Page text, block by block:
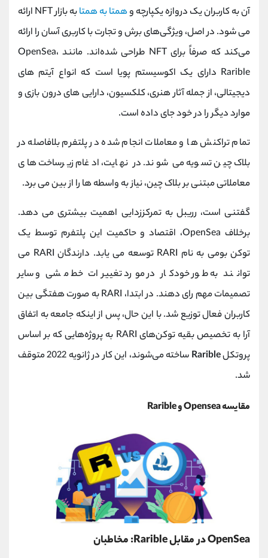
آن به کاربران یک دروازه یکپارچه وهمتا به همتا
به بازار NFT ارائه
می شود. در اصل، ویژگی‌های برش و تجارت با کاربری آسان را ارائه
می‌کند که صرفاً برای NFT طراحی شده‌اند. مانند OpenSea،
Rarible دارای یک اکوسیستم پویا است که انواع آیتم های
دیجیتالی، از جمله آثار هنری، کلکسیون، دارایی های درون بازی و
موارد دیگر را در خود جای داده است.
تمام تراکنش ها و معاملات انجام شده در پلتفرم بلافاصله در
بلاک چین تسویه می شوند. در نهایت، ادغام زیرساخت های
معاملاتی مبتنی بر بلاک چین، نیاز به واسطه ها را از بین می برد.
گفتنی است، رریبل به تمرکززدایی اهمیت بیشتری می دهد.
برخلاف OpenSea، اقتصاد و حاکمیت این پلتفرم توسط یک
توکن بومی به نام RARI توسعه می یابد. دارندگان RARI می
توانند به طور خودکار در مورد تغییرات خط مشی و سایر
تصمیمات مهم رای دهند. در ابتدا، RARI به صورت هفتگی بین
کاربران فعال توزیع شد. با این حال، پس از اینکه جامعه به اتفاق
آرا به تخصیص بقیه توکن‌های RARI به پروژه‌هایی که بر اساس
پروتکلRarible
ساخته می‌شوند، این کار در ژانویه 2022 متوقف
شد.
مقایسه Opensea و Rarible
OpenSea در مقابل Rarible: مخاطبان